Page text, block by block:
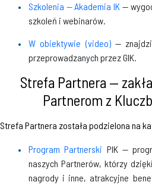
Szkolenia — Akademia IK —
szkoleń i webinarów.
W obiektywie (video)—
przeprowadzanych przez GIK.
Strefa Partnera —
Partnerom z
Strefa Partnera została podzielona na
Program Partnerski PIK —
naszych Partnerów, którzy
nagrody i inne, atrakcyjne